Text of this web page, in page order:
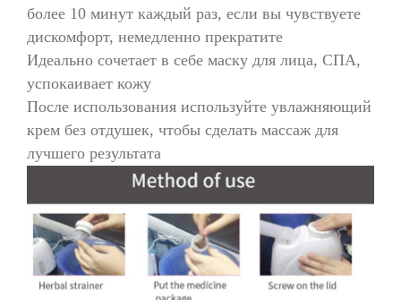
более 10 минут каждый раз, если вы чувствуете
дискомфорт, немедленно прекратите
Идеально сочетает в себе маску для лица, СПА,
успокаивает кожу
После использования используйте увлажняющий
крем без отдушек, чтобы сделать массаж для
лучшего результата